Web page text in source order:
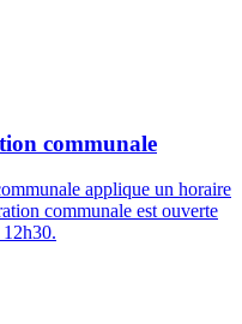
communale
applique un horaire
communale est ouverte
12h30.